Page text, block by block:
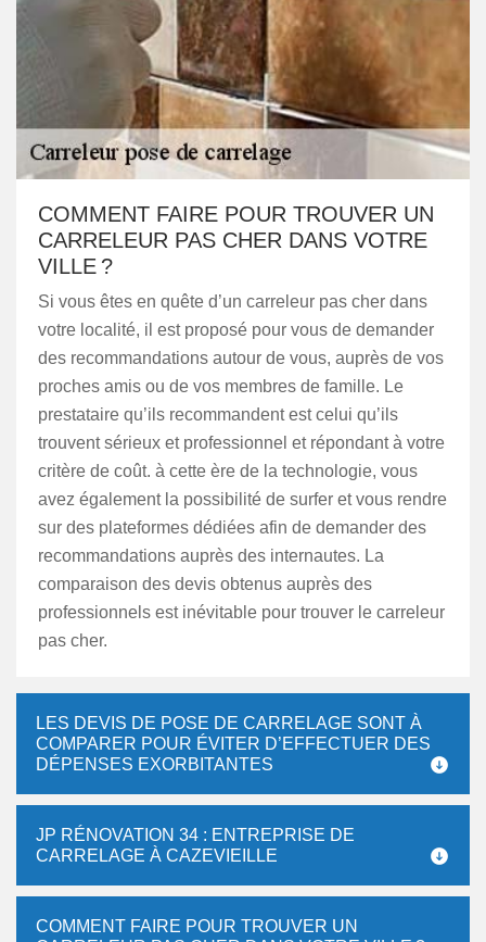
COMMENT FAIRE POUR TROUVER UN
CARRELEUR PAS CHER DANS VOTRE
VILLE ?
Si vous êtes en quête d’un carreleur pas cher dans
votre localité, il est proposé pour vous de demander
des recommandations autour de vous, auprès de vos
proches amis ou de vos membres de famille. Le
prestataire qu’ils recommandent est celui qu’ils
trouvent sérieux et professionnel et répondant à votre
critère de coût. à cette ère de la technologie, vous
avez également la possibilité de surfer et vous rendre
sur des plateformes dédiées afin de demander des
recommandations auprès des internautes. La
comparaison des devis obtenus auprès des
professionnels est inévitable pour trouver le carreleur
pas cher.
LES DEVIS DE POSE DE CARRELAGE SONT À
COMPARER POUR ÉVITER D’EFFECTUER DES
DÉPENSES EXORBITANTES
JP RÉNOVATION 34 : ENTREPRISE DE
CARRELAGE À CAZEVIEILLE
COMMENT FAIRE POUR TROUVER UN